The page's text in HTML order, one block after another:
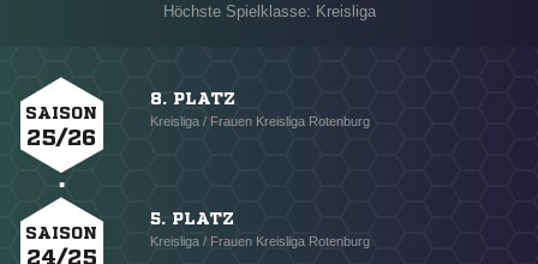
Höchste Spielklasse: Kreisliga
SAISON
25/26
8. PLATZ
Kreisliga / Frauen Kreisliga Rotenburg
SAISON
24/25
5. PLATZ
Kreisliga / Frauen Kreisliga Rotenburg